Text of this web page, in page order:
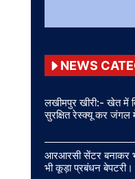
NEWS
लखीमपुर खीरी:- खेत में
सुरक्षित रेस्क्यू कर जंगल
आरआरसी सेंटर बनाकर
भी कूड़ा प्रबंधन